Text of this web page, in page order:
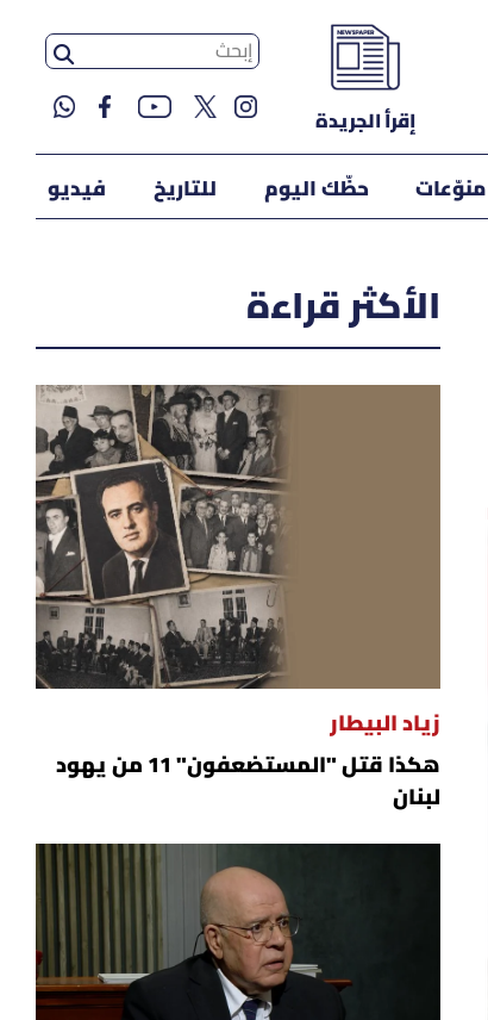
إقرأ الجريدة
منوّعات حظّك اليوم للتاريخ فيديو
الأكثر قراءة
زياد البيطار
هكذا قتل "المستضعفون" 11 من يهود
لبنان